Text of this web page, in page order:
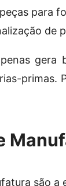
para
de
gera
primas.
são a